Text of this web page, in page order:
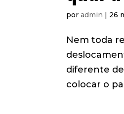
poradmin | 26
Nem toda
diferente
colocar o